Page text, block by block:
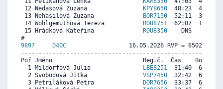
12 Nedasová Zuzana
KPY8650
48:23  4057
13 Nehasilová Zuzana
BOR7150
52:11  3366
14 Wohlgemuthová Tereza
ROU8751
62:07  1559
15 Hrádková Kateřina
ROU8350
DNS     0
9897
D40C
16.05.2026 RVP = 6502/
Poř Jméno                          Reg.č.  Čas    Body
  1 Mildorfová Julia
LBE8251
31:40  6599
  2 Svobodová Jitka
VSP7450
32:42  6396
  3 Petriláková Petra
DOR7656
33:37  6217